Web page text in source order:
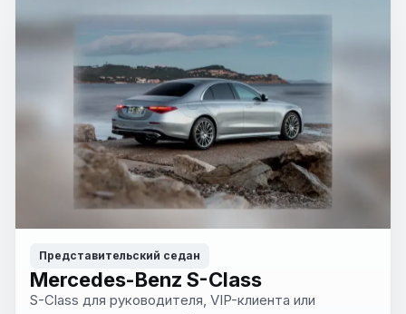
Представительский седан
Mercedes-Benz S-Class
S-Class для руководителя, VIP-клиента или